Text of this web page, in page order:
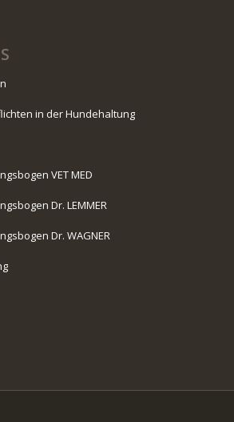
in der Hundehaltung
VET MED
Dr. LEMMER
Dr. WAGNER